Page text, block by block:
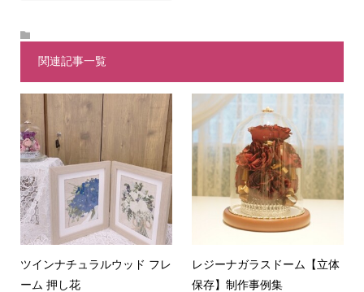
関連記事一覧
ツインナチュラルウッド フレ
ーム 押し花
レジーナガラスドーム【立体
保存】制作事例集